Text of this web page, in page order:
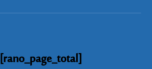
[rano_page_total]